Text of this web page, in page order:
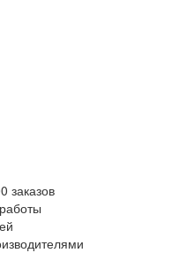
заказов